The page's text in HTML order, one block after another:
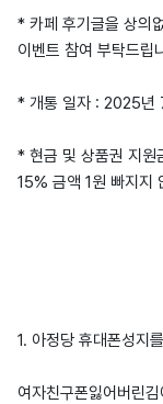
* 카페 후기글을 상의
이벤트 참여 부탁드립
* 개통 일자 : 2025년
* 현금 및 상품권 지원
15% 금액 1원 빠지지
1. 아정당 휴대폰성지
여자친구폰잃어버린